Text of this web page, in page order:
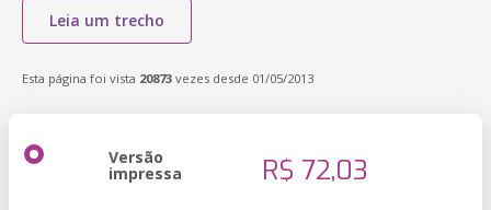
Leia um trecho
Esta página foi vista 20873 vezes desde 01/05/2013
Versão
impressa R$ 72,03